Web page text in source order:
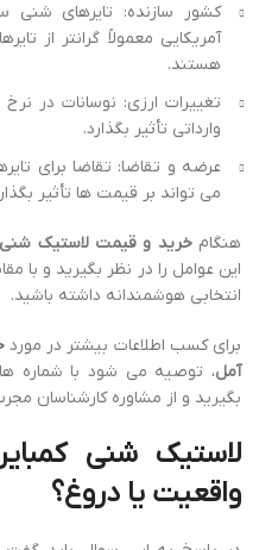
کشور سازنده: تایرهای شنی
آمریکایی معمولاً گرانتر از
هستند.
تغییرات ارزی: نوسانات در
وارداتی تأثیر بگذارد.
عرضه و تقاضا: تقاضا برای
می تواند بر قیمت ها تأثیر
هنگامخرید و قیمت لاستیک شنی
این عوامل را در نظر بگیرید و با
انتخابی هوشمندانه داشته باشید.
برای کسب اطلاعات بیشتر در مورد
آمل، توصیه می شود با شماره
بگیرید و از مشاوره کارشناسان
لاستیک شنی
واقعیت یا دروغ؟